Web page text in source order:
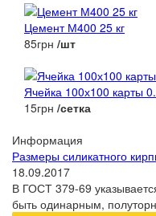
Цемент М400 25 кг
85грн /шт
Ячейка 100х100 карты
15грн /сетка
Информация
Размеры силикатного
18.09.2017
В ГОСТ 379-69
быть одинарным,